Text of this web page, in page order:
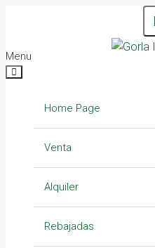
Menu
Home Page
Venta
Casas
Campos – Chacras
Alquiler
Casas
Rebajadas